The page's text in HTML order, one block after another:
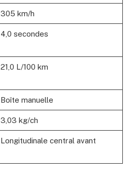
305 km/h
4,0 secondes
21,0 L/100 km
Boîte manuelle
3,03 kg/ch
Longitudinale central avant